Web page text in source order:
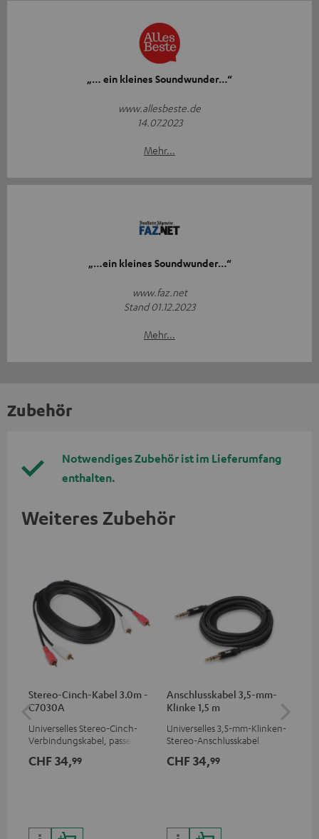
„… ein kleines Soundwunder…“
www.allesbeste.de
14.07.2023
Mehr...
„…ein kleines Soundwunder…“
www.faz.net
Stand 01.12.2023
Mehr...
Zubehör
Notwendiges Zubehör ist im Lieferumfang
enthalten.
Weiteres Zubehör
Stereo-Cinch-Kabel 3.0m -
C7030A
Universelles Stereo-Cinch-
Verbindungskabel, passend
Buchsen
CHF 34,99
Anschlusskabel 3,5-mm-
Klinke 1,5 m
Universelles 3,5-mm-Klinken-
Stereo-Anschlusskabel
CHF 34,99